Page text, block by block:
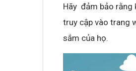
Hãy đảm bảo rằng
truy cập vào trang
sắm của họ.